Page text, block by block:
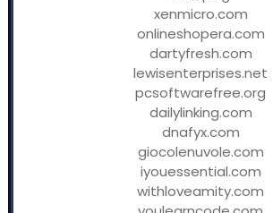
xenmicro.com
onlineshopera.com
dartyfresh.com
lewisenterprises.net
pcsoftwarefree.org
dailylinking.com
dnafyx.com
giocolenuvole.com
iyouessential.com
withloveamity.com